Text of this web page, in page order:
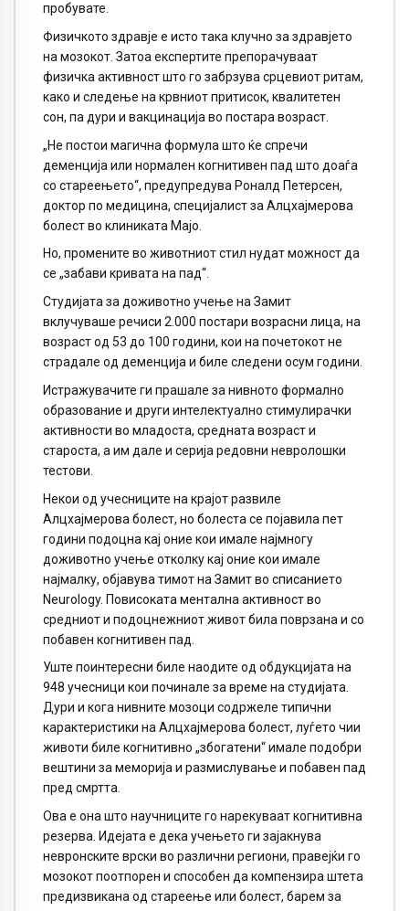
пробувате.
Физичкото здравје е исто така клучно за здравјето
на мозокот. Затоа експертите препорачуваат
физичка активност што го забрзува срцевиот ритам,
како и следење на крвниот притисок, квалитетен
сон, па дури и вакцинација во постара возраст.
„Не постои магична формула што ќе спречи
деменција или нормален когнитивен пад што доаѓа
со стареењето“, предупредува Роналд Петерсен,
доктор по медицина, специјалист за Алцхајмерова
болест во клиниката Мајо.
Но, промените во животниот стил нудат можност да
се „забави кривата на пад“.
Студијата за доживотно учење на Замит
вклучуваше речиси 2.000 постари возрасни лица, на
возраст од 53 до 100 години, кои на почетокот не
страдале од деменција и биле следени осум години.
Истражувачите ги прашале за нивното формално
образование и други интелектуално стимулирачки
активности во младоста, средната возраст и
староста, а им дале и серија редовни невролошки
тестови.
Некои од учесниците на крајот развиле
Алцхајмерова болест, но болеста се појавила пет
години подоцна кај оние кои имале најмногу
доживотно учење отколку кај оние кои имале
најмалку, објавува тимот на Замит во списанието
Neurology. Повисоката ментална активност во
средниот и подоцнежниот живот била поврзана и со
побавен когнитивен пад.
Уште поинтересни биле наодите од обдукцијата на
948 учесници кои починале за време на студијата.
Дури и кога нивните мозоци содржеле типични
карактеристики на Алцхајмерова болест, луѓето чии
животи биле когнитивно „збогатени“ имале подобри
вештини за меморија и размислување и побавен пад
пред смртта.
Ова е она што научниците го нарекуваат когнитивна
резерва. Идејата е дека учењето ги зајакнува
невронските врски во различни региони, правејќи го
мозокот поотпорен и способен да компензира штета
предизвикана од стареење или болест, барем за